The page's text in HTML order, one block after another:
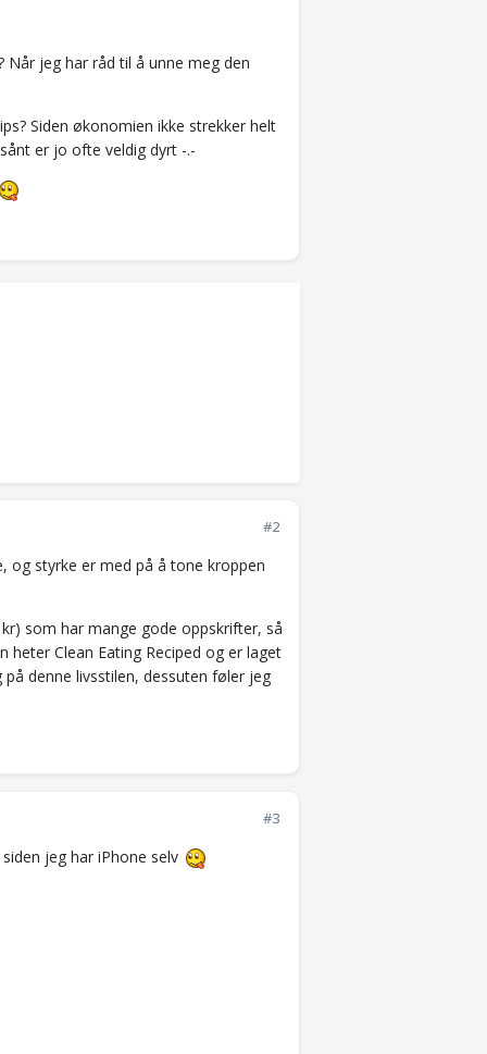
Når jeg har råd til å unne meg den
Siden økonomien ikke strekker helt
er jo ofte veldig dyrt -.-
#2
og styrke er med på å tone kroppen
som har mange gode oppskrifter, så
Clean Eating Reciped og er laget
denne livsstilen, dessuten føler jeg
#3
jeg har iPhone selv